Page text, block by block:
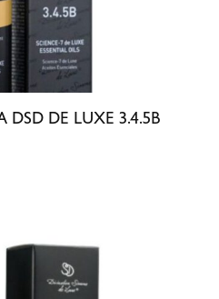
DE LUXE 3.4.5B